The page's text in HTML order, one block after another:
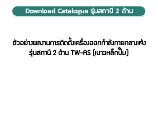
Download Catalogue รุ่นสถานี 2 ด้าน
ตัวอย่างผลงานการติดตั้งเครื่องออกกำลังกายกลางแจ้ง
รุ่นสถานี 2 ด้าน TW-AS (เบาะเหล็กปั๊ม)